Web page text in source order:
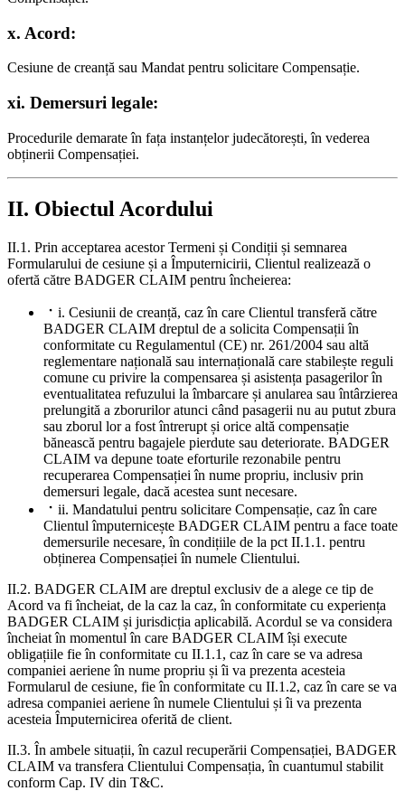
x. Acord:
Cesiune de creanță sau Mandat pentru solicitare Compensație.
xi. Demersuri legale:
Procedurile demarate în fața instanțelor judecătorești, în vederea
obținerii Compensației.
II. Obiectul Acordului
II.1. Prin acceptarea acestor Termeni și Condiții și semnarea
Formularului de cesiune și a Împuternicirii, Clientul realizează o
ofertă către BADGER CLAIM pentru încheierea:
i. Cesiunii de creanță, caz în care Clientul transferă către
BADGER CLAIM dreptul de a solicita Compensații în
conformitate cu Regulamentul (CE) nr. 261/2004 sau altă
reglementare națională sau internațională care stabilește reguli
comune cu privire la compensarea și asistența pasagerilor în
eventualitatea refuzului la îmbarcare și anularea sau întârzierea
prelungită a zborurilor atunci când pasagerii nu au putut zbura
sau zborul lor a fost întrerupt și orice altă compensație
bănească pentru bagajele pierdute sau deteriorate. BADGER
CLAIM va depune toate eforturile rezonabile pentru
recuperarea Compensației în nume propriu, inclusiv prin
demersuri legale, dacă acestea sunt necesare.
ii. Mandatului pentru solicitare Compensație, caz în care
Clientul împuternicește BADGER CLAIM pentru a face toate
demersurile necesare, în condițiile de la pct II.1.1. pentru
obținerea Compensației în numele Clientului.
II.2. BADGER CLAIM are dreptul exclusiv de a alege ce tip de
Acord va fi încheiat, de la caz la caz, în conformitate cu experiența
BADGER CLAIM și jurisdicția aplicabilă. Acordul se va considera
încheiat în momentul în care BADGER CLAIM își execute
obligațiile fie în conformitate cu II.1.1, caz în care se va adresa
companiei aeriene în nume propriu și îi va prezenta acesteia
Formularul de cesiune, fie în conformitate cu II.1.2, caz în care se va
adresa companiei aeriene în numele Clientului și îi va prezenta
acesteia Împuternicirea oferită de client.
II.3. În ambele situații, în cazul recuperării Compensației, BADGER
CLAIM va transfera Clientului Compensația, în cuantumul stabilit
conform Cap. IV din T&C.